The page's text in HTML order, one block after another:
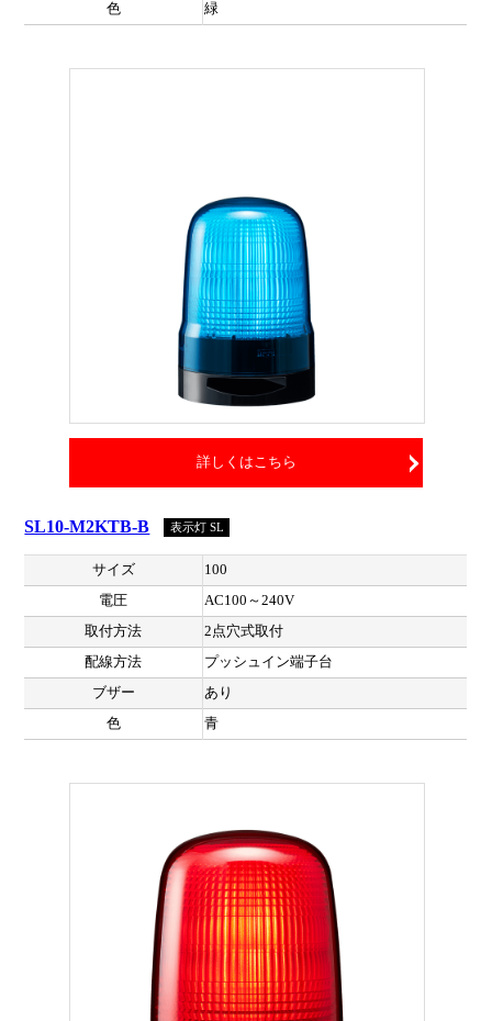
色
緑
詳しくはこちら
SL10-M2KTB-B 表示灯 SL
サイズ
100
電圧
AC100～240V
取付方法
2点穴式取付
配線方法
プッシュイン端子台
ブザー
あり
色
青